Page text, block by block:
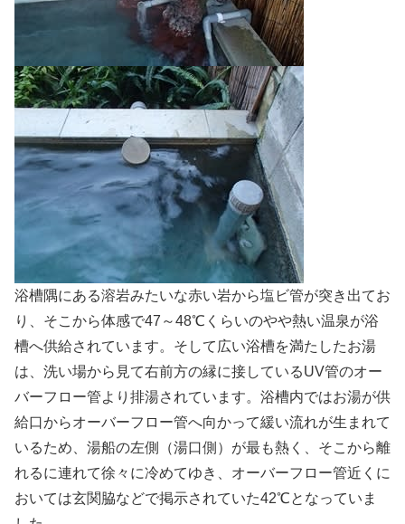
浴槽隅にある溶岩みたいな赤い岩から塩ビ管が突き出てお
り、そこから体感で47～48℃くらいのやや熱い温泉が浴
槽へ供給されています。そして広い浴槽を満たしたお湯
は、洗い場から見て右前方の縁に接しているUV管のオー
バーフロー管より排湯されています。浴槽内ではお湯が供
給口からオーバーフロー管へ向かって緩い流れが生まれて
いるため、湯船の左側（湯口側）が最も熱く、そこから離
れるに連れて徐々に冷めてゆき、オーバーフロー管近くに
おいては玄関脇などで掲示されていた42℃となっていま